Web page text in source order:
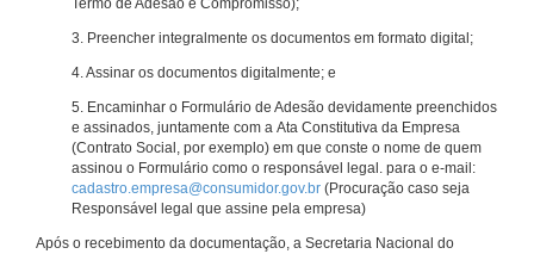
Termo de Adesão e Compromisso);
3. Preencher integralmente os documentos em formato digital;
4. Assinar os documentos digitalmente; e
5. Encaminhar o Formulário de Adesão devidamente preenchidos
e assinados, juntamente com a Ata Constitutiva da Empresa
(Contrato Social, por exemplo) em que conste o nome de quem
assinou o Formulário como o responsável legal. para o e-mail:
cadastro.empresa@consumidor.gov.br (Procuração caso seja
Responsável legal que assine pela empresa)
Após o recebimento da documentação, a Secretaria Nacional do